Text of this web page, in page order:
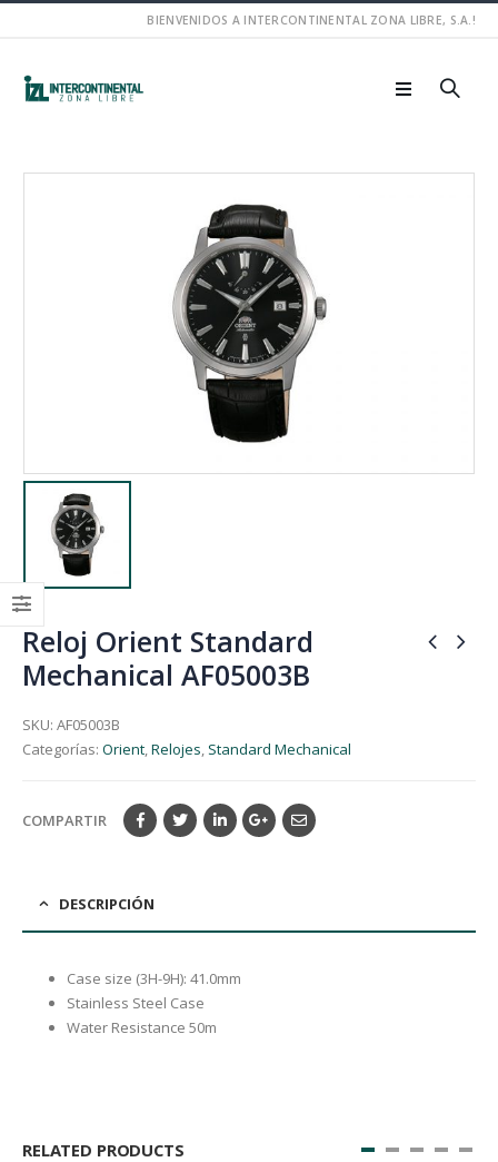
BIENVENIDOS A INTERCONTINENTAL ZONA LIBRE, S.A.!
Reloj Orient Standard
Mechanical AF05003B
SKU: AF05003B
Categorías: Orient,Relojes, Standard Mechanical
COMPARTIR
DESCRIPCIÓN
Case size (3H-9H): 41.0mm
Stainless Steel Case
Water Resistance 50m
RELATED PRODUCTS